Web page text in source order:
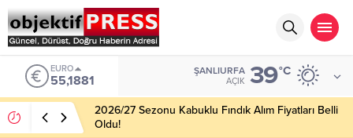
EURO
55,1881
ŞANLIURFA
AÇIK 39°C
2026/27 Sezonu Kabuklu Fındık Alım Fiyatları Belli
Oldu!